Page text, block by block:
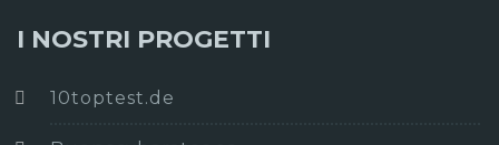
I NOSTRI PROGETTI
10toptest.de